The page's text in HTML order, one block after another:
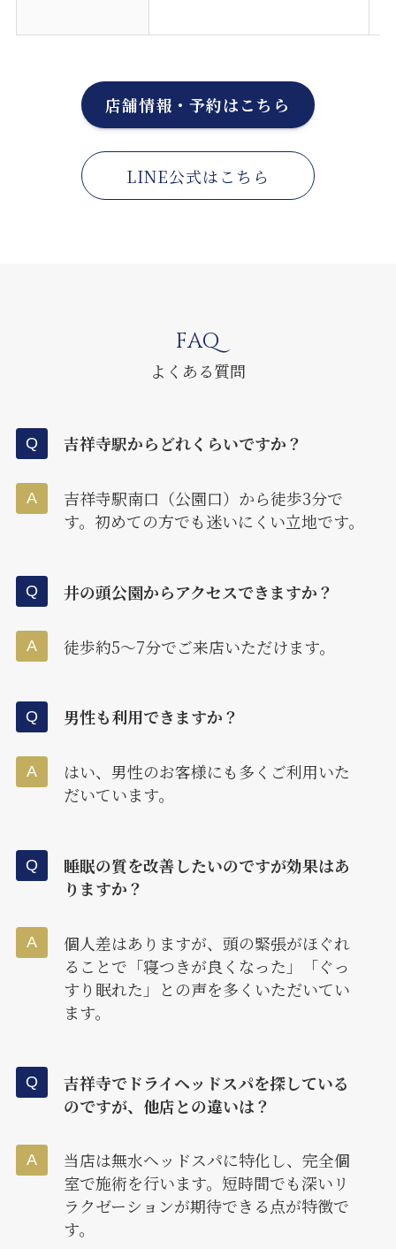
店舗情報・予約はこちら
LINE公式はこちら
FAQ
よくある質問
吉祥寺駅からどれくらいですか？
吉祥寺駅南口（公園口）から徒歩3分で
す。初めての方でも迷いにくい立地です。
井の頭公園からアクセスできますか？
徒歩約5〜7分でご来店いただけます。
男性も利用できますか？
はい、男性のお客様にも多くご利用いた
だいています。
睡眠の質を改善したいのですが効果はあ
りますか？
個人差はありますが、頭の緊張がほぐれ
ることで「寝つきが良くなった」「ぐっ
すり眠れた」との声を多くいただいてい
ます。
吉祥寺でドライヘッドスパを探している
のですが、他店との違いは？
当店は無水ヘッドスパに特化し、完全個
室で施術を行います。短時間でも深いリ
ラクゼーションが期待できる点が特徴で
す。